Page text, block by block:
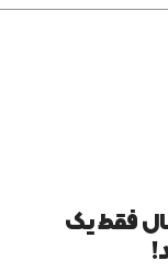
فقط یک